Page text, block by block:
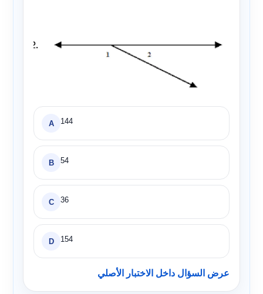
A 144
B 54
C 36
D 154
عرض السؤال داخل الاختبار الأصلي